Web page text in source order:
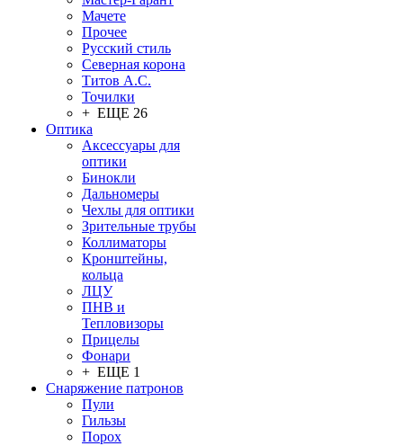
Мачете
Прочее
Русский стиль
Северная корона
Титов А.С.
Точилки
+ ЕЩЕ 26
Оптика
Аксессуары для
оптики
Бинокли
Дальномеры
Чехлы для оптики
Зрительные трубы
Коллиматоры
Кронштейны,
кольца
ЛЦУ
ПНВ и
Тепловизоры
Прицелы
Фонари
+ ЕЩЕ 1
Снаряжение патронов
Пули
Гильзы
Порох